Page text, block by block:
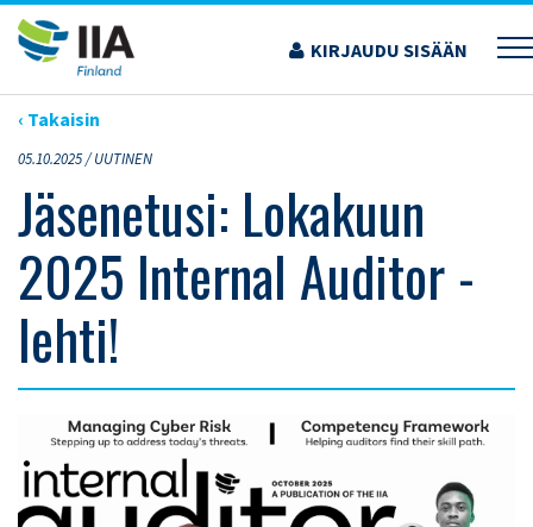
Siirry
sisältöön
KIRJAUDU SISÄÄN
›ARTIKKELIT›JÄSENETUSI: LOKAKUUN 2025 INTERNAL AUDITOR -LEHTI!
‹ Takaisin
05.10.2025 /UUTINEN
Jäsenetusi: Lokakuun
2025 Internal Auditor -
lehti!